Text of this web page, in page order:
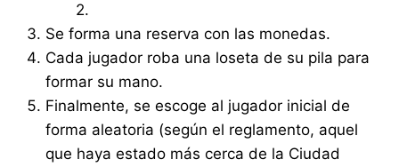
2.
Se forma una reserva con las monedas.
Cada jugador roba una loseta de su pila para
formar su mano.
Finalmente, se escoge al jugador inicial de
forma aleatoria (según el reglamento, aquel
que haya estado más cerca de la Ciudad